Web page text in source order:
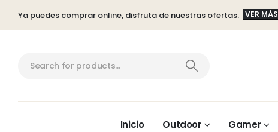
Ya puedes comprar online, disfruta de nuestras ofertas. VER MÁS
Inicio Outdoor Gamer